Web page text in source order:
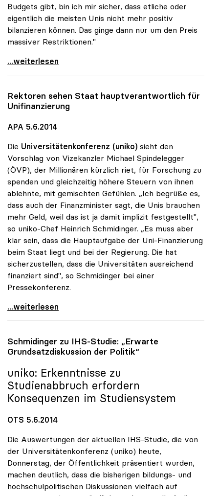
Budgets gibt, bin ich mir sicher, dass etliche oder
eigentlich die meisten Unis nicht mehr positiv
bilanzieren können. Das ginge dann nur um den Preis
massiver Restriktionen."
uniko: Uni-Milliarde ist „keine Megaforderung\"
...weiterlesen
Rektoren sehen Staat hauptverantwortlich für
Unifinanzierung
APA 5.6.2014
Die Universitätenkonferenz (uniko) sieht den
Vorschlag von Vizekanzler Michael Spindelegger
(ÖVP), der Millionären kürzlich riet, für Forschung zu
spenden und gleichzeitig höhere Steuern von ihnen
ablehnte, mit gemischten Gefühlen. „Ich begrüße es,
dass auch der Finanzminister sagt, die Unis brauchen
mehr Geld, weil das ist ja damit implizit festgestellt",
so uniko-Chef Heinrich Schmidinger. „Es muss aber
klar sein, dass die Hauptaufgabe der Uni-Finanzierung
beim Staat liegt und bei der Regierung. Die hat
sicherzustellen, dass die Universitäten ausreichend
finanziert sind", so Schmidinger bei einer
Pressekonferenz.
Rektoren sehen Staat hauptverantwortlich für
...weiterlesen
Schmidinger zu IHS-Studie: „Erwarte
Grundsatzdiskussion der Politik“
uniko: Erkenntnisse zu
Studienabbruch erfordern
Konsequenzen im Studiensystem
OTS 5.6.2014
Die Auswertungen der aktuellen IHS-Studie, die von
der Universitätenkonferenz (uniko) heute,
Donnerstag, der Öffentlichkeit präsentiert wurden,
machen deutlich, dass die bisherigen bildungs- und
hochschulpolitischen Diskussionen vielfach auf